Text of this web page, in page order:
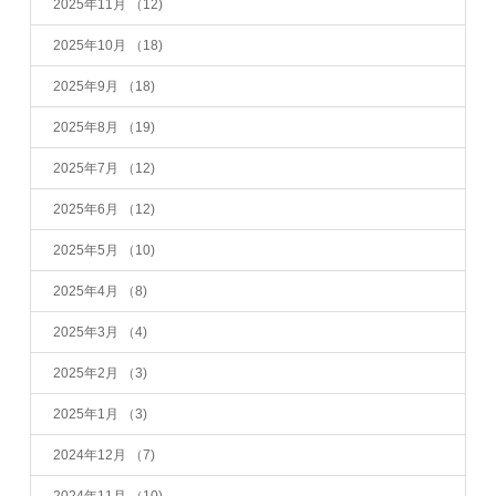
2025年11月 （12)
2025年10月 （18)
2025年9月 （18)
2025年8月 （19)
2025年7月 （12)
2025年6月 （12)
2025年5月 （10)
2025年4月 （8)
2025年3月 （4)
2025年2月 （3)
2025年1月 （3)
2024年12月 （7)